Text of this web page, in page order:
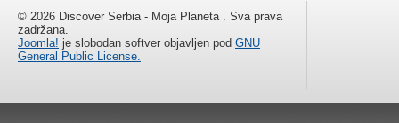
© 2026 Discover Serbia - Moja Planeta . Sva prava
zadržana.
Joomla! je slobodan softver objavljen pod GNU
General Public License.